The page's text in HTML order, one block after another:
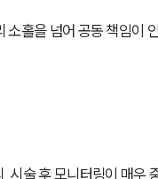
홀을 넘어 공동 책임이
술 후 모니터링이 매우